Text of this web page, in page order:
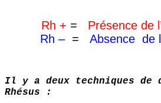
Rh + = Présence de
Rh –= Absence de
Il y a deux techniques de
Rhésus :